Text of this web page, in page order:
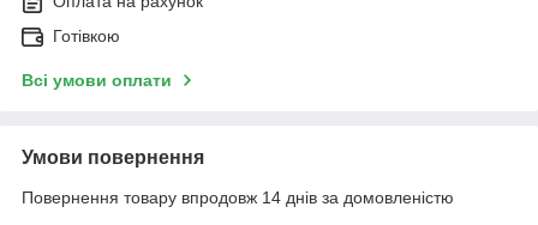
Готівкою
Всі умови оплати
Умови повернення
Повернення товару впродовж 14 днів за домовленістю